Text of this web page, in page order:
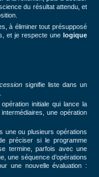
du résultat attendu, et
à éliminer tout présupposé
et je respecte unelogique
signifie liste dans un
opération initiale qui lance la
une opération
une ou plusieurs opérations
préciser si le programme
termine, parfois avec une
une séquence d’opérations
une nouvelle évaluation :